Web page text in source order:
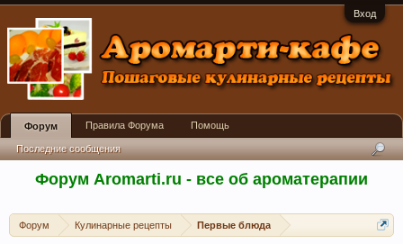
Вход
Форум Aromarti.ru - все об ароматерапии
Форум Кулинарные рецепты Первые блюда
Форум
Последние сообщения
Правила Форума Помощь